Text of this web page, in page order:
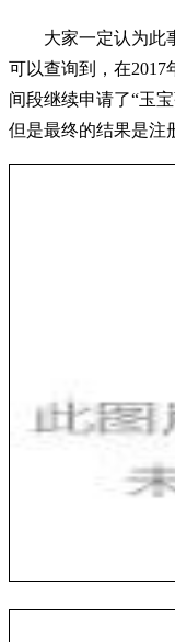
大家一定认为此事
可以查询到，在2017
间段继续申请了“玉
但是最终的结果是注